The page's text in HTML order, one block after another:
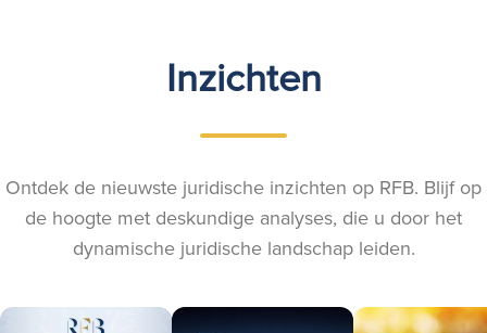
Inzichten
Ontdek de nieuwste juridische inzichten op RFB. Blijf op
de hoogte met deskundige analyses, die u door het
dynamische juridische landschap leiden.